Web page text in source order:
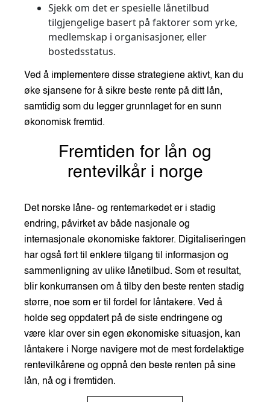
Sjekk om det er spesielle lånetilbud
tilgjengelige basert på faktorer som yrke,
medlemskap i organisasjoner, eller
bostedsstatus.
Ved å implementere disse strategiene aktivt, kan du
øke sjansene for å sikre beste rente på ditt lån,
samtidig som du legger grunnlaget for en sunn
økonomisk fremtid.
Fremtiden for lån og
rentevilkår i norge
Det norske låne- og rentemarkedet er i stadig
endring, påvirket av både nasjonale og
internasjonale økonomiske faktorer. Digitaliseringen
har også ført til enklere tilgang til informasjon og
sammenligning av ulike lånetilbud. Som et resultat,
blir konkurransen om å tilby den beste renten stadig
større, noe som er til fordel for låntakere. Ved å
holde seg oppdatert på de siste endringene og
være klar over sin egen økonomiske situasjon, kan
låntakere i Norge navigere mot de mest fordelaktige
rentevilkårene og oppnå den beste renten på sine
lån, nå og i fremtiden.